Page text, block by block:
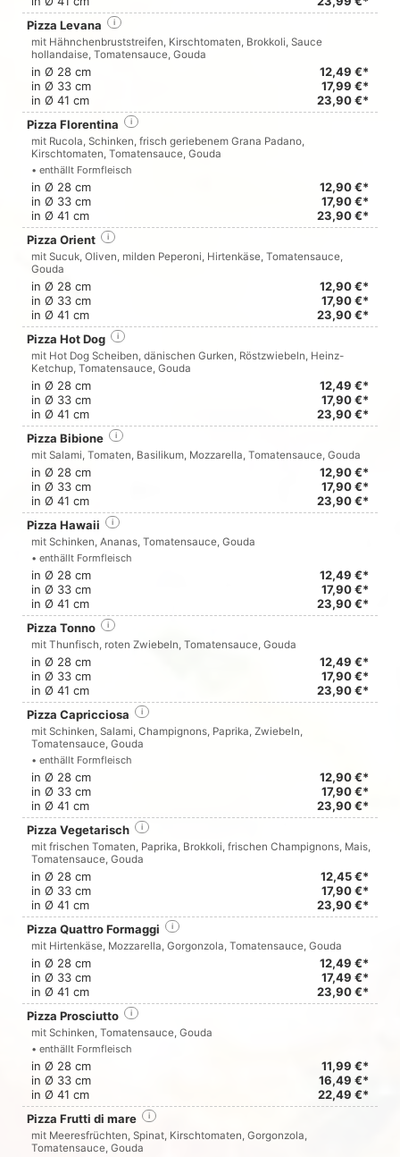
Pizza Levana
i
mit Hähnchenbruststreifen, Kirschtomaten, Brokkoli, Sauce
hollandaise, Tomatensauce, Gouda
in Ø 28 cm
12,49 €*
in Ø 33 cm
17,99 €*
in Ø 41 cm
23,90 €*
Pizza Florentina
i
mit Rucola, Schinken, frisch geriebenem Grana Padano,
Kirschtomaten, Tomatensauce, Gouda
• enthällt Formfleisch
in Ø 28 cm
12,90 €*
in Ø 33 cm
17,90 €*
in Ø 41 cm
23,90 €*
Pizza Orient
i
mit Sucuk, Oliven, milden Peperoni, Hirtenkäse, Tomatensauce,
Gouda
in Ø 28 cm
12,90 €*
in Ø 33 cm
17,90 €*
in Ø 41 cm
23,90 €*
Pizza Hot Dog
i
mit Hot Dog Scheiben, dänischen Gurken, Röstzwiebeln, Heinz-
Ketchup, Tomatensauce, Gouda
in Ø 28 cm
12,49 €*
in Ø 33 cm
17,90 €*
in Ø 41 cm
23,90 €*
Pizza Bibione
i
mit Salami, Tomaten, Basilikum, Mozzarella, Tomatensauce, Gouda
in Ø 28 cm
12,90 €*
in Ø 33 cm
17,90 €*
in Ø 41 cm
23,90 €*
Pizza Hawaii
i
mit Schinken, Ananas, Tomatensauce, Gouda
• enthällt Formfleisch
in Ø 28 cm
12,49 €*
in Ø 33 cm
17,90 €*
in Ø 41 cm
23,90 €*
Pizza Tonno
i
mit Thunfisch, roten Zwiebeln, Tomatensauce, Gouda
in Ø 28 cm
12,49 €*
in Ø 33 cm
17,90 €*
in Ø 41 cm
23,90 €*
Pizza Capricciosa
i
mit Schinken, Salami, Champignons, Paprika, Zwiebeln,
Tomatensauce, Gouda
• enthällt Formfleisch
in Ø 28 cm
12,90 €*
in Ø 33 cm
17,90 €*
in Ø 41 cm
23,90 €*
Pizza Vegetarisch
i
mit frischen Tomaten, Paprika, Brokkoli, frischen Champignons, Mais,
Tomatensauce, Gouda
in Ø 28 cm
12,45 €*
in Ø 33 cm
17,90 €*
in Ø 41 cm
23,90 €*
Pizza Quattro Formaggi
i
mit Hirtenkäse, Mozzarella, Gorgonzola, Tomatensauce, Gouda
in Ø 28 cm
12,49 €*
in Ø 33 cm
17,49 €*
in Ø 41 cm
23,90 €*
Pizza Prosciutto
i
mit Schinken, Tomatensauce, Gouda
• enthällt Formfleisch
in Ø 28 cm
11,99 €*
in Ø 33 cm
16,49 €*
in Ø 41 cm
22,49 €*
Pizza Frutti di mare
i
mit Meeresfrüchten, Spinat, Kirschtomaten, Gorgonzola,
Tomatensauce, Gouda